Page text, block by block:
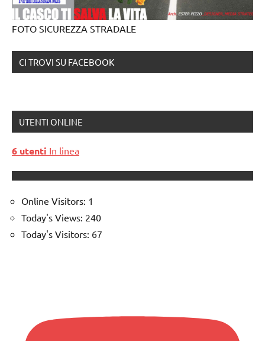
FOTO SICUREZZA STRADALE
CI TROVI SU FACEBOOK
UTENTI ONLINE
6 utenti In linea
Online Visitors: 1
Today's Views: 240
Today's Visitors: 67